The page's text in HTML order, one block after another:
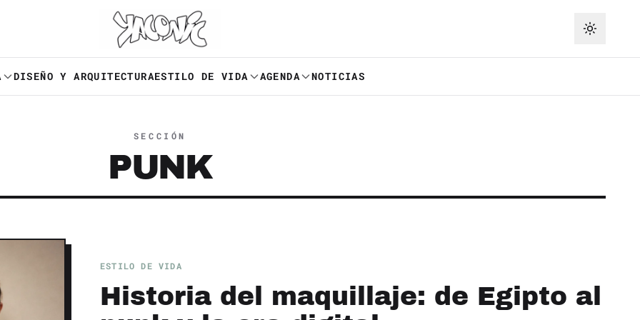
DISEÑO Y ARQUITECTURAESTILO DE VIDA AGENDA NOTICIAS
SECCIÓN
PUNK
ESTILO DE VIDA
Historia del maquillaje: de Egipto al